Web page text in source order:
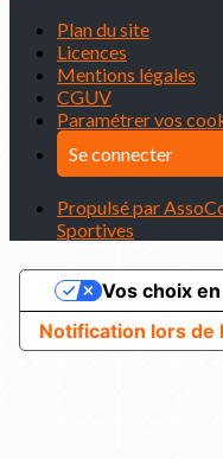
Plan du site
Licences
Mentions légales
CGUV
Paramétrer vos
Se connecter
Propulsé par
Sportives
Notification lors de
Vos choix